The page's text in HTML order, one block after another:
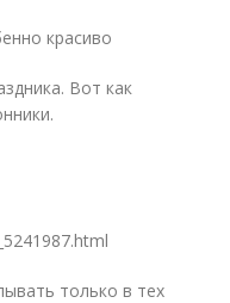
красиво
Вот как
только в тех